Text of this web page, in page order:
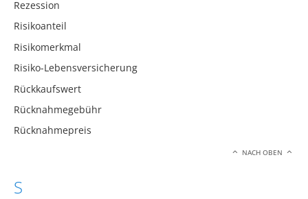
Rezession
Risikoanteil
Risikomerkmal
Risiko-Lebensversicherung
Rückkaufswert
Rücknahmegebühr
Rücknahmepreis
NACH OBEN
S